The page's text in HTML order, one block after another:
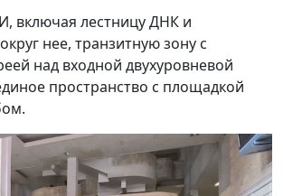
включая лестницу ДНК и
нее, транзитную зону с
над входной двухуровневой
пространство с площадкой